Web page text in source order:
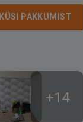
KÜSI PAKKUMIST
+14